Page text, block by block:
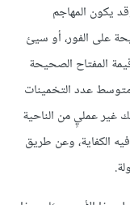
يكون المهاجم
على الفور، أو سيئ
المفتاح الصحيحة
متوسط عدد التخمينات
غير عمليٍ من الناحية
الكفاية، وعن طريق